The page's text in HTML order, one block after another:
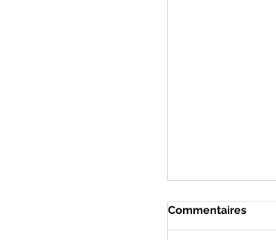
Commentaires